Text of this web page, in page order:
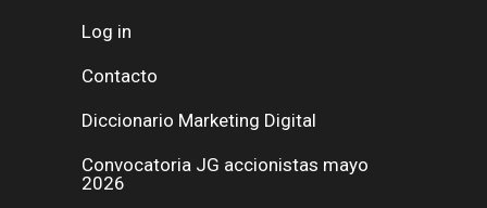
Log in
Contacto
Diccionario Marketing Digital
Convocatoria JG accionistas mayo
2026